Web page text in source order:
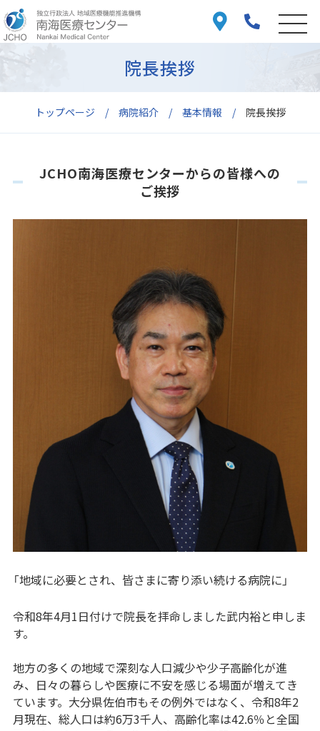
トップページ 病院紹介 基本情報 院長挨拶
院長挨拶
JCHO南海医療センターからの皆様への
ご挨拶
「地域に必要とされ、皆さまに寄り添い続ける病院に」
令和8年4月1日付けで院長を拝命しました武内裕と申しま
す。
地方の多くの地域で深刻な人口減少や少子高齢化が進
み、日々の暮らしや医療に不安を感じる場面が増えてき
ています。大分県佐伯市もその例外ではなく、令和8年2
月現在、総人口は約6万3千人、高齢化率は42.6％と全国